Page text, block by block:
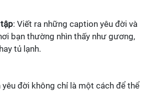
: Viết ra những caption yêu đời và
bạn thường nhìn thấy như gương,
tủ lạnh.
đời không chỉ là một cách để thể